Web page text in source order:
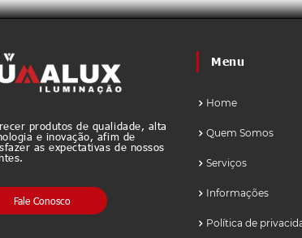
produtos de qualidade, alta
e inovação, afim de
as expectativas de nossos
Fale Conosco
Menu
Home
Quem Somos
Serviços
Informações
Política de